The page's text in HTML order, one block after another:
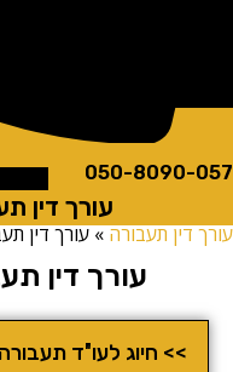
050-
עורך דין
תעבורה»עורך דין תעבורה
עורך דין
>> חיוג לעו"ד תעבורה